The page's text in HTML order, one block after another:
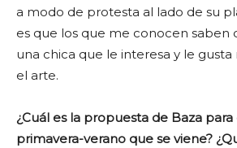
a modo de protesta al lado de su
es que los que me conocen saben
una chica que le interesa y le
el arte.
¿Cuál es la propuesta de Baza
primavera-verano que se viene?